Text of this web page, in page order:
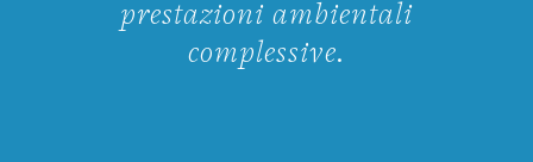
prestazioni ambientali
complessive.